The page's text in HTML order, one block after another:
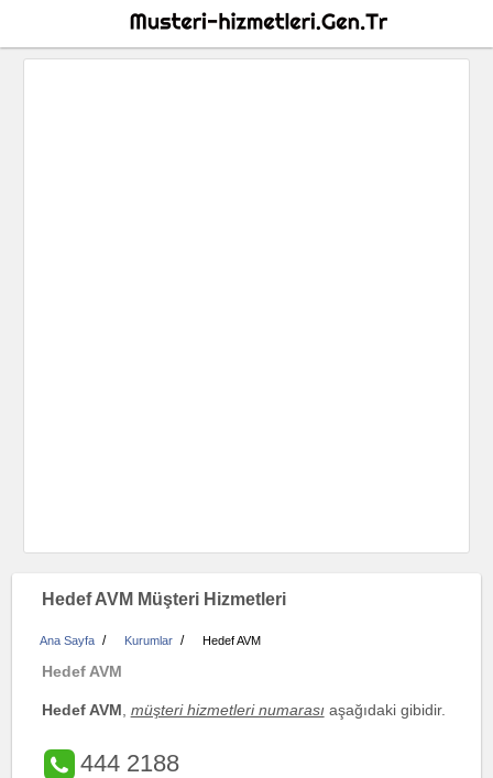
Hedef AVM Müşteri Hizmetleri
Ana Sayfa / Kurumlar / Hedef AVM
Hedef AVM
Hedef AVM müşteri hizmetleri numarasıaşağıdaki gibidir.
444 2188